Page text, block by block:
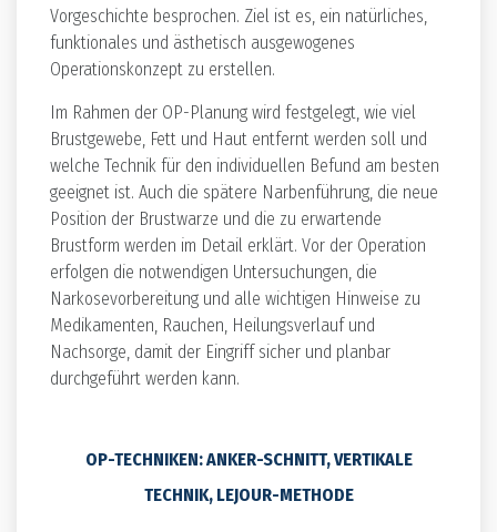
Vorgeschichte besprochen. Ziel ist es, ein natürliches,
funktionales und ästhetisch ausgewogenes
Operationskonzept zu erstellen.
Im Rahmen der OP-Planung wird festgelegt, wie viel
Brustgewebe, Fett und Haut entfernt werden soll und
welche Technik für den individuellen Befund am besten
geeignet ist. Auch die spätere Narbenführung, die neue
Position der Brustwarze und die zu erwartende
Brustform werden im Detail erklärt. Vor der Operation
erfolgen die notwendigen Untersuchungen, die
Narkosevorbereitung und alle wichtigen Hinweise zu
Medikamenten, Rauchen, Heilungsverlauf und
Nachsorge, damit der Eingriff sicher und planbar
durchgeführt werden kann.
OP-TECHNIKEN: ANKER-SCHNITT, VERTIKALE
TECHNIK, LEJOUR-METHODE